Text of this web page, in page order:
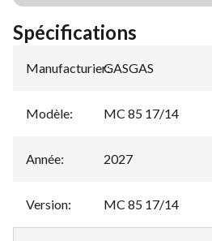
Spécifications
Manufacturier:
GASGAS
Modèle: MC 85 17/14
Année: 2027
Version: MC 85 17/14